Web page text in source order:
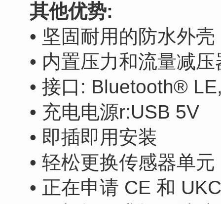
其他优势:
• 坚固耐用的防水外壳
• 内置压力和流量减压
• 接口: Bluetooth®
• 充电电源r:USB 5V
• 即插即用安装
• 轻松更换传感器单元
• 正在申请 CE 和